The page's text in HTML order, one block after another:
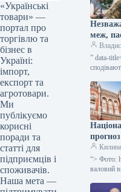
«Українські
товари» —
портал про
торгівлю та
бізнес в
Україні:
імпорт,
експорт та
агротовари.
Ми
публікуємо
корисні
поради та
статті для
підприємців і
споживачів.
Наша мета —
меж,
вважає
для
” data-
vdaliy-
збір
2026
“> Фото:
валовий